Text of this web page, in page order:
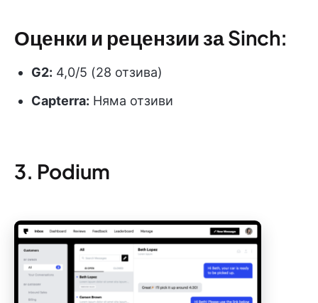
Оценки и рецензии за Sinch:
G2: 4,0/5 (28 отзива)
Capterra: Няма отзиви
3. Podium